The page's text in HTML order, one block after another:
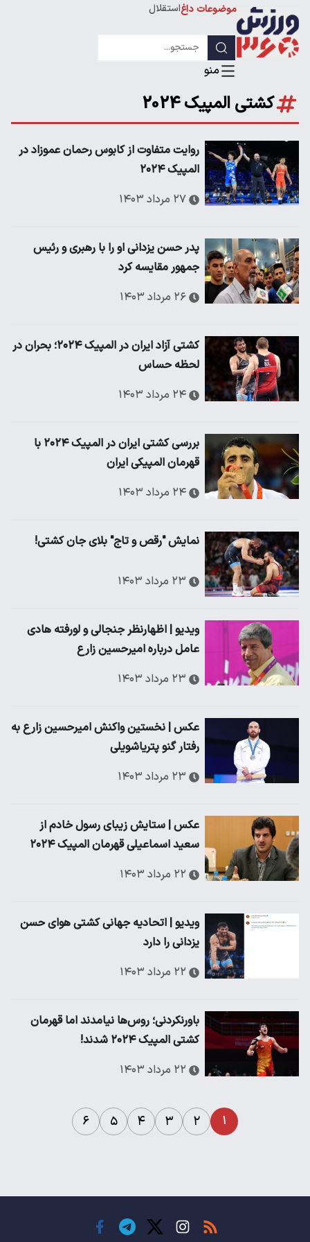
موضوعات داغاستقلال
کشتی المپیک 2024
روایت متفاوت از کابوس رحمان عموزاد در
المپیک ۲۰۲۴
۲۷ مرداد ۱۴۰۳
پدر حسن یزدانی او را با رهبری و رئیس
جمهور مقایسه کرد
۲۶ مرداد ۱۴۰۳
کشتی آزاد ایران در المپیک ۲۰۲۴؛ بحران در
لحظه حساس
۲۴ مرداد ۱۴۰۳
بررسی کشتی ایران در المپیک ۲۰۲۴ با
قهرمان المپیکی ایران
۲۴ مرداد ۱۴۰۳
نمایش "رقص و تاج" بلای جان کشتی!
۲۳ مرداد ۱۴۰۳
ویدیو | اظهارنظر جنجالی و لورفته هادی
عامل درباره امیرحسین زارع
۲۳ مرداد ۱۴۰۳
عکس | نخستین واکنش امیرحسین زارع به
رفتار گنو پتریاشویلی
۲۳ مرداد ۱۴۰۳
عکس | ستایش زیبای رسول خادم از
سعید اسماعیلی قهرمان المپیک ۲۰۲۴
۲۲ مرداد ۱۴۰۳
ویدیو | اتحادیه جهانی کشتی هوای حسن
یزدانی را دارد
۲۲ مرداد ۱۴۰۳
باورنکردنی؛ روس‌ها نیامدند اما قهرمان
کشتی المپیک ۲۰۲۴ شدند!
۲۲ مرداد ۱۴۰۳
۱ ۲ ۳ ۴ ۵ ۶